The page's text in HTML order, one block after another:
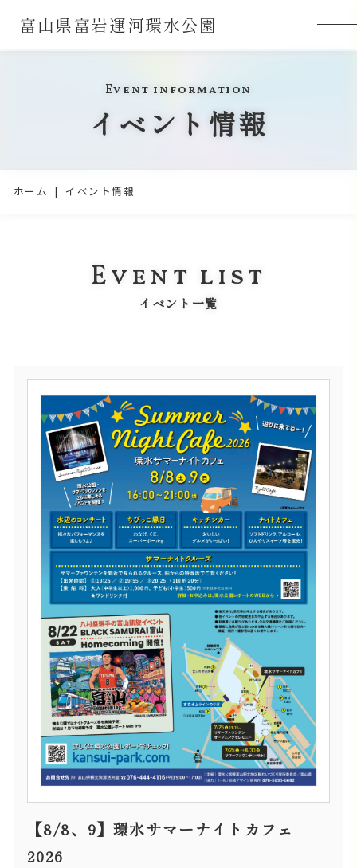
富山県富岩運河環水公園
Event information
イベント情報
ホーム イベント情報
Event list
イベント一覧
【8/8、9】環水サマーナイトカフェ
2026